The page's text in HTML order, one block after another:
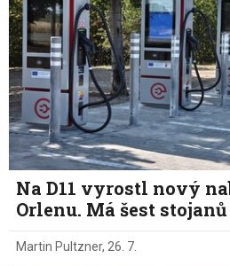
Na D11 vyrostl nový
Orlenu. Má šest
Martin Pultzner, 26. 7.